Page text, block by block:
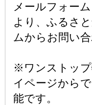
メールフォー
より、ふるさ
ムからお問い
※ワンストップ
イページから
能です。